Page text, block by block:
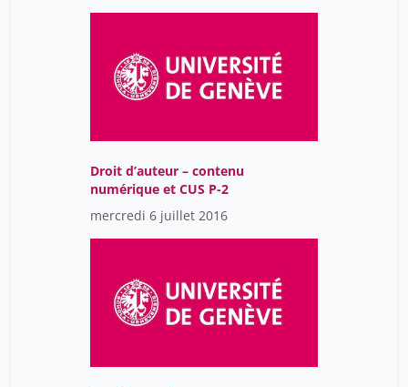
Droit d’auteur – contenu
numérique et CUS P-2
mercredi 6 juillet 2016